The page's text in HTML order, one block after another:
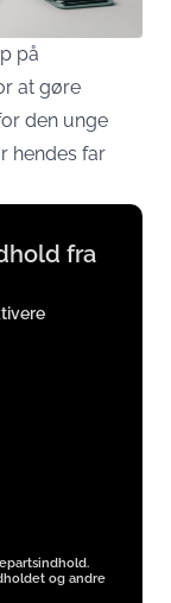
på
at gøre
den unge
hendes far
fra
og andre